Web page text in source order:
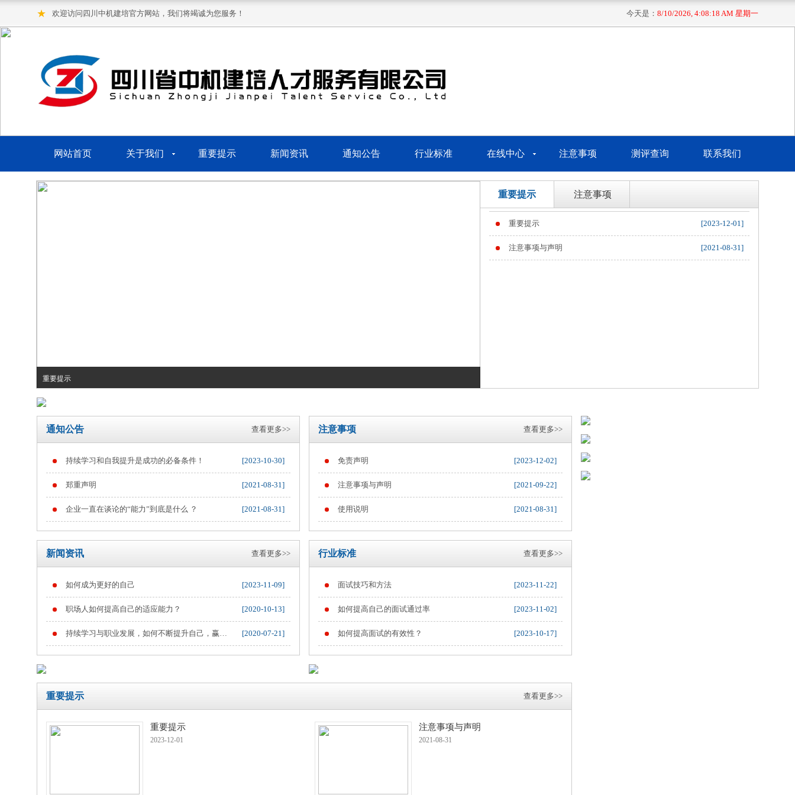
★ 欢迎访问四川中机建培官方网站，我们将竭诚为您服务！ 今天是： 8/10/2026, 4:08:19 AM 星期一
网站首页 关于我们 重要提示 新闻资讯 通知公告 行业标准 在线中心 注意事项 测评查询 联系我们
重要提示
重要提示
重要提示 注意事项
重要提示 [2023-12-01]
注意事项与声明 [2021-08-31]
通知公告 查看更多>>
持续学习和自我提升是成功的必备条件！ [2023-10-30]
郑重声明 [2021-08-31]
企业一直在谈论的“能力”到底是什么 ？ [2021-08-31]
注意事项 查看更多>>
免责声明 [2023-12-02]
注意事项与声明 [2021-09-22]
使用说明 [2021-08-31]
新闻资讯 查看更多>>
如何成为更好的自己 [2023-11-09]
职场人如何提高自己的适应能力？ [2020-10-13]
持续学习与职业发展，如何不断提升自己，赢得
职业竞争
[2020-07-21]
行业标准 查看更多>>
面试技巧和方法 [2023-11-22]
如何提高自己的面试通过率 [2023-11-02]
如何提高面试的有效性？ [2023-10-17]
重要提示 查看更多>>
重要提示
2023-12-01
注意事项与声明
2021-08-31